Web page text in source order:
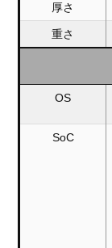
厚さ
重さ
OS
SoC